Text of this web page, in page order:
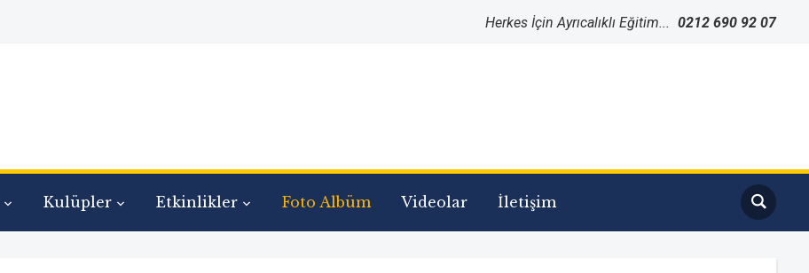
Herkes İçin Ayrıcalıklı Eğitim... 0212 690 92 07
Kulüpler Etkinlikler Foto Albüm Videolar İletişim